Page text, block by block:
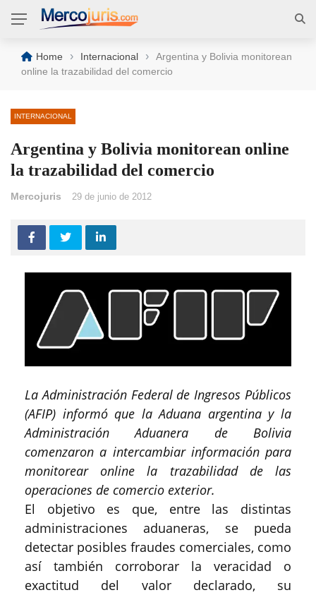
Home › Internacional ›
Argentina y Bolivia monitorean
online la trazabilidad del comercio
INTERNACIONAL
Argentina y Bolivia monitorean online
la trazabilidad del comercio
Mercojuris 29 de junio de 2012
La Administración Federal de Ingresos Públicos
(AFIP) informó que la Aduana argentina y la
Administración Aduanera de Bolivia
comenzaron a intercambiar información para
monitorear online la trazabilidad de las
operaciones de comercio exterior.
El objetivo es que, entre las distintas
administraciones aduaneras, se pueda
detectar posibles fraudes comerciales, como
así también corroborar la veracidad o
exactitud del valor declarado, su